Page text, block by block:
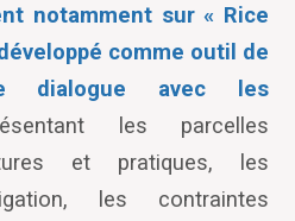
notamment sur « Rice
comme outil de
dialogue avec les
les parcelles
et pratiques, les
les contraintes